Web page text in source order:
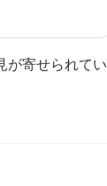
が寄せられてい